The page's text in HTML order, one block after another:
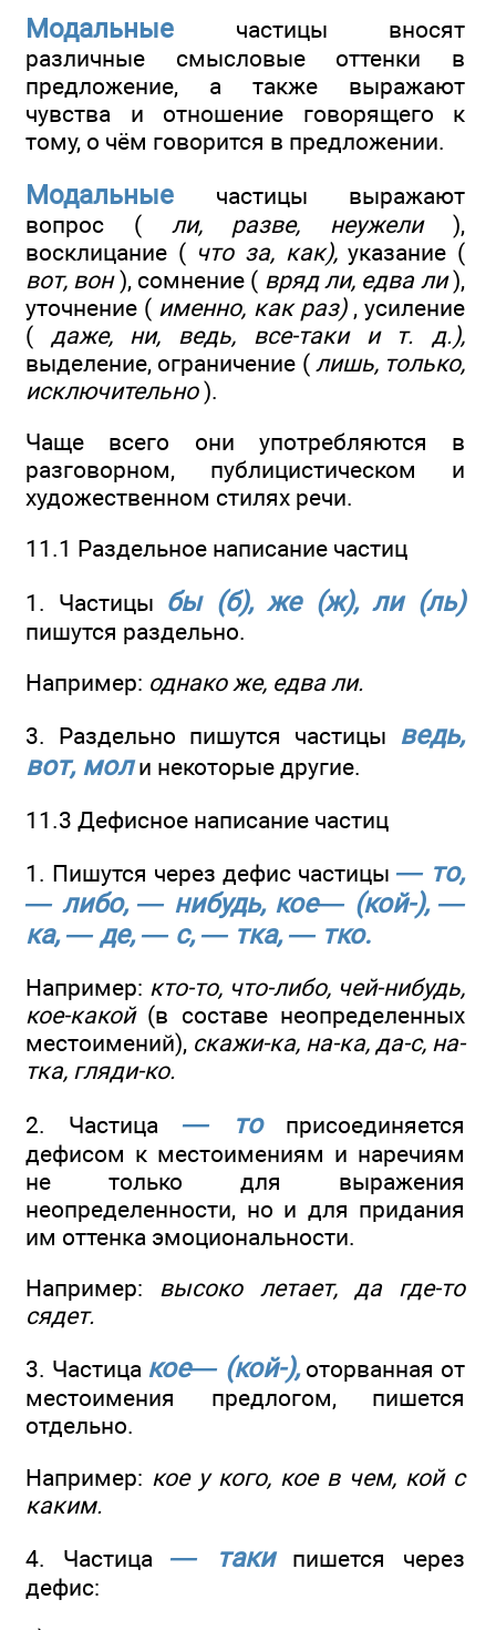
Модальные частицы вносят
различные смысловые оттенки в
предложение, а также выражают
чувства и отношение говорящего к
тому, о чём говорится в предложении.
Модальные частицы выражают
вопрос ( ли, разве, неужели),
восклицание ( что за, как),указание (
вот, вон), сомнение ( вряд ли, едва ли),
уточнение ( именно, как раз), усиление
( даже, ни, ведь, все-таки и т. д.),
выделение, ограничение ( лишь, только,
исключительно).
Чаще всего они употребляются в
разговорном, публицистическом и
художественном стилях речи.
11.1 Раздельное написание частиц
1. Частицы бы (б), же (ж), ли (ль)
пишутся раздельно.
Например: однако же, едва ли.
3. Раздельно пишутся частицы ведь,
вот, моли некоторые другие.
11.3 Дефисное написание частиц
1. Пишутся через дефис частицы — то,
— либо, — нибудь, кое— (кой-), —
ка, — де, — с, — тка, — тко.
Например: кто-то, что-либо, чей-нибудь,
кое-какой(в составе неопределенных
местоимений), скажи-ка, на-ка, да-с, на-
тка, гляди-ко.
2. Частица — топрисоединяется
дефисом к местоимениям и наречиям
не только для выражения
неопределенности, но и для придания
им оттенка эмоциональности.
Например: высоко летает, да где-то
сядет.
3. Частица кое— (кой-),оторванная от
местоимения предлогом, пишется
отдельно.
Например: кое у кого, кое в чем, кой с
каким.
4. Частица— такипишется через
дефис: